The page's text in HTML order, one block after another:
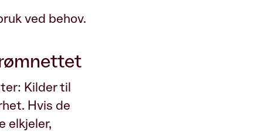
ved behov.
Kilder til
Hvis de
elkjeler,